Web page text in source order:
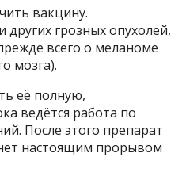
вакцину.
грозных опухолей,
всего о меланоме
мозга).
её полную,
ведётся работа по
После этого препарат
настоящим прорывом